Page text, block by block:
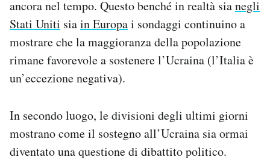
ancora nel tempo. Questo benché in realtà sianegli
Stati Uniti siain Europai sondaggi continuino a
mostrare che la maggioranza della popolazione
rimane favorevole a sostenere l’Ucraina (l’Italia è
un’eccezione negativa).
In secondo luogo, le divisioni degli ultimi giorni
mostrano come il sostegno all’Ucraina sia ormai
diventato una questione di dibattito politico.